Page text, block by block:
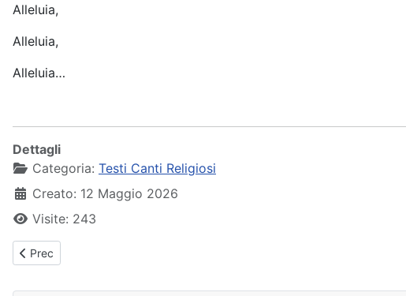
Alleluia,
Alleluia,
Alleluia…
Dettagli
Categoria: Testi Canti Religiosi
Creato: 12 Maggio 2026
Visite: 243
Articolo precedente: Gesù e la Samaritana
Prec